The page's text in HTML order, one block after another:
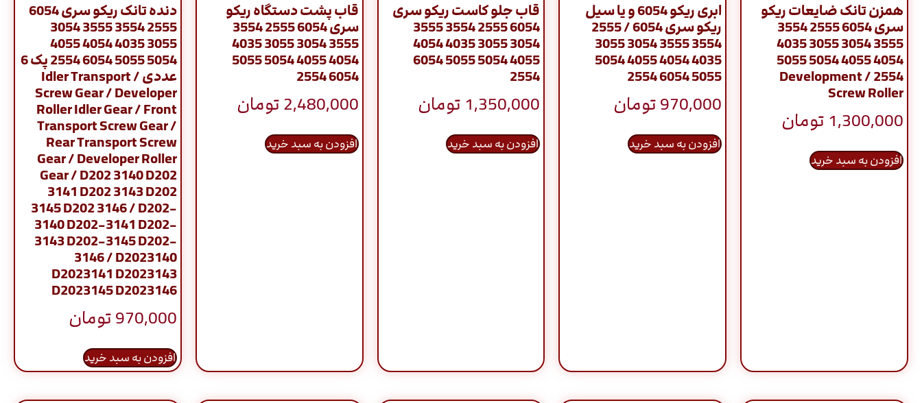
همزن تانک ضایعات ریکو
سری 6054 2555 3554
3555 3054 3055 4035
4054 4055 5054 5055
2554 / Development
Screw Roller
1,300,000 تومان
افزودن به سبد خرید
ابری ریکو 6054 و یا سیل
ریکو سری 6054 / 2555
3554 3555 3054 3055
4035 4054 4055 5054
5055 6054 2554
970,000تومان
افزودن به سبد خرید
قاب جلو کاست ریکو سری
6054 2555 3554 3555
3054 3055 4035 4054
4055 5054 5055 6054
2554
1,350,000 تومان
افزودن به سبد خرید
قاب پشت دستگاه ریکو
سری 6054 2555 3554
3555 3054 3055 4035
4054 4055 5054 5055
6054 2554
2,480,000تومان
افزودن به سبد خرید
دنده تانک ریکو سری 6054
2555 3554 3555 3054
3055 4035 4054 4055
5054 5055 6054 2554 پک 6
عددی / Idler Transport
Screw Gear / Developer
Roller Idler Gear / Front
Transport Screw Gear /
Rear Transport Screw
Gear / Developer Roller
Gear / D202 3140 D202
3141 D202 3143 D202
3145 D202 3146 / D202-
3140 D202-3141 D202-
3143 D202-3145 D202-
3146 / D2023140
D2023141 D2023143
D2023145 D2023146
970,000تومان
افزودن به سبد خرید